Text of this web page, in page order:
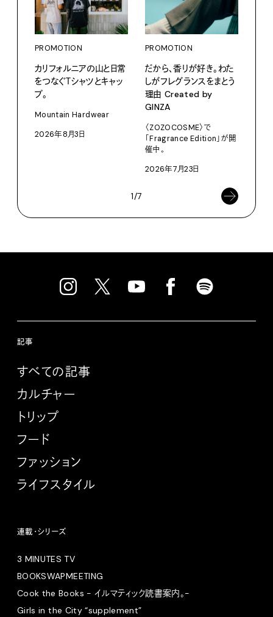
PROMOTION
カリフォルニアの山と日常
をつなぐＴシャツとキャッ
プ。
Mountain Hardwear
2026年8月3日
PROMOTION
だから、香りが好き。わた
しがフレグランスをまとう
理由 Created by
GINZA
〈ZOZOCOSME〉で
「Fragrance Edition」が開
催中。
2026年7月23日
1/7
記事
すべての記事
カルチャー
トリップ
フード
ファッション
ライフスタイル
連載・シリーズ
3 MINUTES TV
BOOKSWAPMEETING
Cook the Books - イルマティック読書案内。-
Girls in the City “supplement”